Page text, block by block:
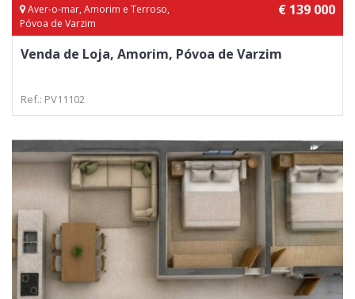
Aver-o-mar, Amorim e Terroso,
Póvoa de Varzim
€ 139 000
Venda de Loja, Amorim, Póvoa de Varzim
Ref.: PV11102